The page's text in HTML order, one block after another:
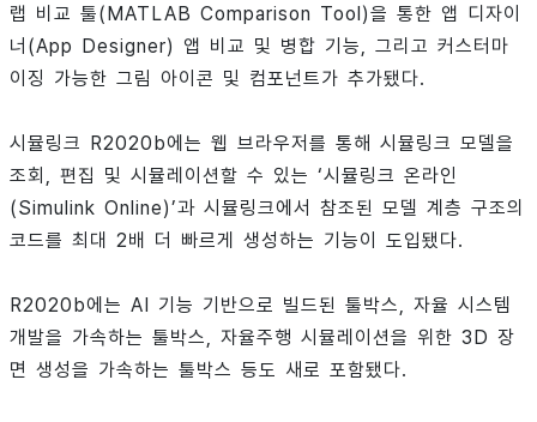
랩 비교 툴(MATLAB Comparison Tool)을 통한 앱 디자이
너(App Designer) 앱 비교 및 병합 기능, 그리고 커스터마
이징 가능한 그림 아이콘 및 컴포넌트가 추가됐다.
시뮬링크 R2020b에는 웹 브라우저를 통해 시뮬링크 모델을
조회, 편집 및 시뮬레이션할 수 있는 ‘시뮬링크 온라인
(Simulink Online)’과 시뮬링크에서 참조된 모델 계층 구조의
코드를 최대 2배 더 빠르게 생성하는 기능이 도입됐다.
R2020b에는 AI 기능 기반으로 빌드된 툴박스, 자율 시스템
개발을 가속하는 툴박스, 자율주행 시뮬레이션을 위한 3D 장
면 생성을 가속하는 툴박스 등도 새로 포함됐다.